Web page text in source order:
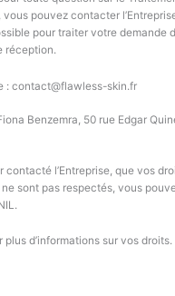
vous pouvez contacter
pour traiter votre demande
réception.
: contact@flawless-skin.fr
Benzemra, 50 rue Edgar
contacté l’Entreprise, que vos
sont pas respectés, vous
plus d’informations sur vos droits.